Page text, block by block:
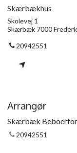
Skærbækhus
Skolevej 1
Skærbæk 7000
20942551
Arrangør
Skærbæk
20942551